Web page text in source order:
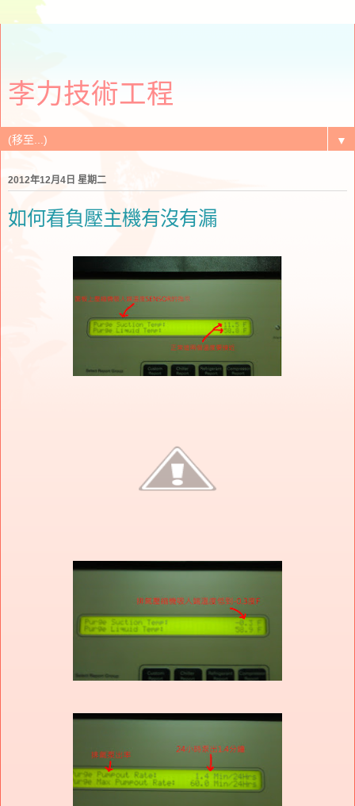
李力技術工程
▼
2012年12月4日 星期二
如何看負壓主機有沒有漏